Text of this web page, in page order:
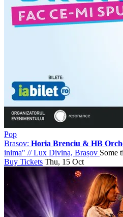
Pop
Brasov: Horia Brenciu & HB
inima" //Lux Divina, Brașov Some
Buy Tickets Thu, 15 Oct